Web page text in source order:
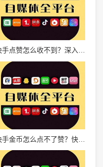
快手点赞怎么收不到？深入解析点赞异常原因及解决方法
快手金币怎么点不了赞？快速解决点赞问题的全攻略